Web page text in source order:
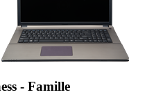
- Famille